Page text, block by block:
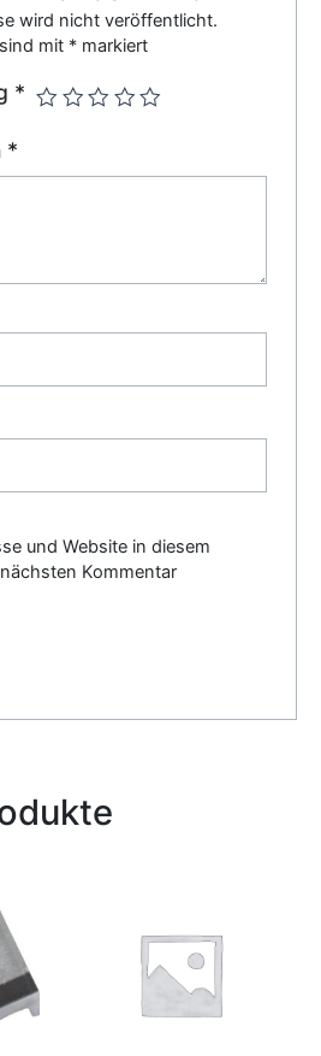
wird nicht veröffentlicht.
mit * markiert
*
*
und Website in diesem
Kommentar